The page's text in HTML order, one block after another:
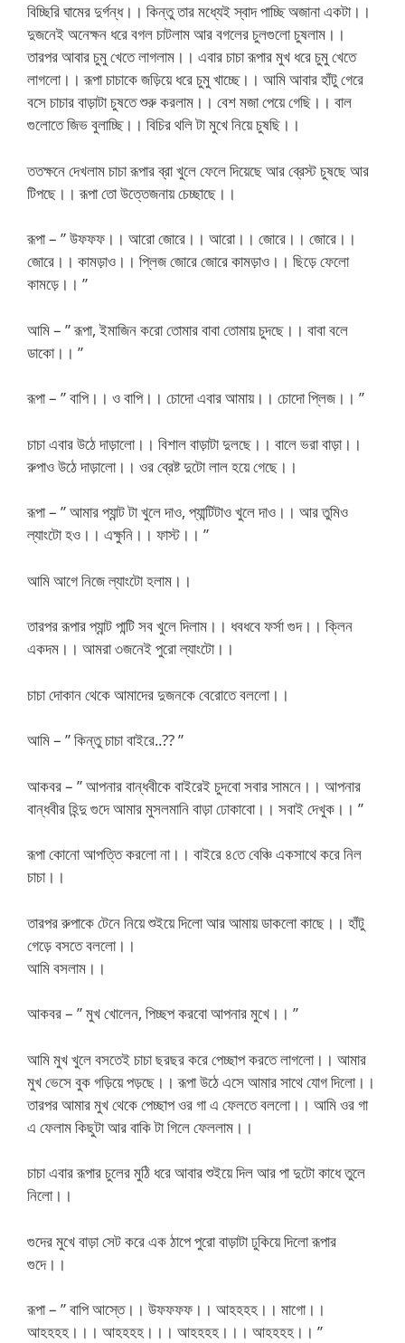
বিচ্ছিরি ঘামের দুর্গন্ধ।। কিন্তু তার মধ্যেই স্বাদ পাচ্ছি অজানা একটা।।
দুজনেই অনেক্ষন ধরে বগল চাটলাম আর বগলের চুলগুলো চুষলাম।।
তারপর আবার চুমু খেতে লাগলাম।। এবার চাচা রূপার মুখ ধরে চুমু খেতে
লাগলো।। রূপা চাচাকে জড়িয়ে ধরে চুমু খাচ্ছে।। আমি আবার হাঁটু গেরে
বসে চাচার বাড়াটা চুষতে শুরু করলাম।। বেশ মজা পেয়ে গেছি।। বাল
গুলোতে জিভ বুলাচ্ছি।। বিচির থলি টা মুখে নিয়ে চুষছি।।
ততক্ষনে দেখলাম চাচা রূপার ব্রা খুলে ফেলে দিয়েছে আর ব্রেস্ট চুষছে আর
টিপছে।। রূপা তো উত্তেজনায় চেচ্ছাছে।।
রূপা – ” উফফফ।। আরো জোরে।। আরো।। জোরে।। জোরে।।
জোরে।। কামড়াও।। প্লিজ জোরে জোরে কামড়াও।। ছিড়ে ফেলো
কামড়ে।। ”
আমি – ” রূপা, ইমাজিন করো তোমার বাবা তোমায় চুদছে।। বাবা বলে
ডাকো।। ”
রূপা – ” বাপি।। ও বাপি।। চোদো এবার আমায়।। চোদো প্লিজ।। ”
চাচা এবার উঠে দাড়ালো।। বিশাল বাড়াটা দুলছে।। বালে ভরা বাড়া।।
রুপাও উঠে দাড়ালো।। ওর ব্রেষ্ট দুটো লাল হয়ে গেছে।।
রূপা – ” আমার প্যান্ট টা খুলে দাও, প্যান্টিটাও খুলে দাও।। আর তুমিও
ল্যাংটো হও।। এক্ষুনি।। ফাস্ট।। ”
আমি আগে নিজে ল্যাংটো হলাম।।
তারপর রূপার প্যান্ট পান্টি সব খুলে দিলাম।। ধবধবে ফর্সা গুদ।। ক্লিন
একদম।। আমরা ৩জনেই পুরো ল্যাংটো।।
চাচা দোকান থেকে আমাদের দুজনকে বেরোতে বললো।।
আমি – ” কিন্তু চাচা বাইরে..?? ”
আকবর – ” আপনার বান্ধবীকে বাইরেই চুদবো সবার সামনে।। আপনার
বান্ধবীর হিন্দু গুদে আমার মুসলমানি বাড়া ঢোকাবো।। সবাই দেখুক।। ”
রূপা কোনো আপত্তি করলো না।। বাইরে ৪তে বেঞ্চি একসাথে করে নিল
চাচা।।
তারপর রুপাকে টেনে নিয়ে শুইয়ে দিলো আর আমায় ডাকলো কাছে।। হাঁটু
গেড়ে বসতে বললো।।
আমি বসলাম।।
আকবর – ” মুখ খোলেন, পিচ্ছপ করবো আপনার মুখে।। ”
আমি মুখ খুলে বসতেই চাচা ছরছর করে পেচ্ছাপ করতে লাগলো।। আমার
মুখ ভেসে বুক গড়িয়ে পড়ছে।। রূপা উঠে এসে আমার সাথে যোগ দিলো।।
তারপর আমার মুখ থেকে পেচ্ছাপ ওর গা এ ফেলতে বললো।। আমি ওর গা
এ ফেলাম কিছুটা আর বাকি টা গিলে ফেললাম।।
চাচা এবার রূপার চুলের মুঠি ধরে আবার শুইয়ে দিল আর পা দুটো কাধে তুলে
নিলো।।
গুদের মুখে বাড়া সেট করে এক ঠাপে পুরো বাড়াটা ঢুকিয়ে দিলো রূপার
গুদে।।
রূপা – ” বাপি আস্তে।। উফফফফ।। আহহহহ।। মাগো।।
আহহহহ।।। আহহহহ।।। আহহহহ।।। আহহহহ।। ”